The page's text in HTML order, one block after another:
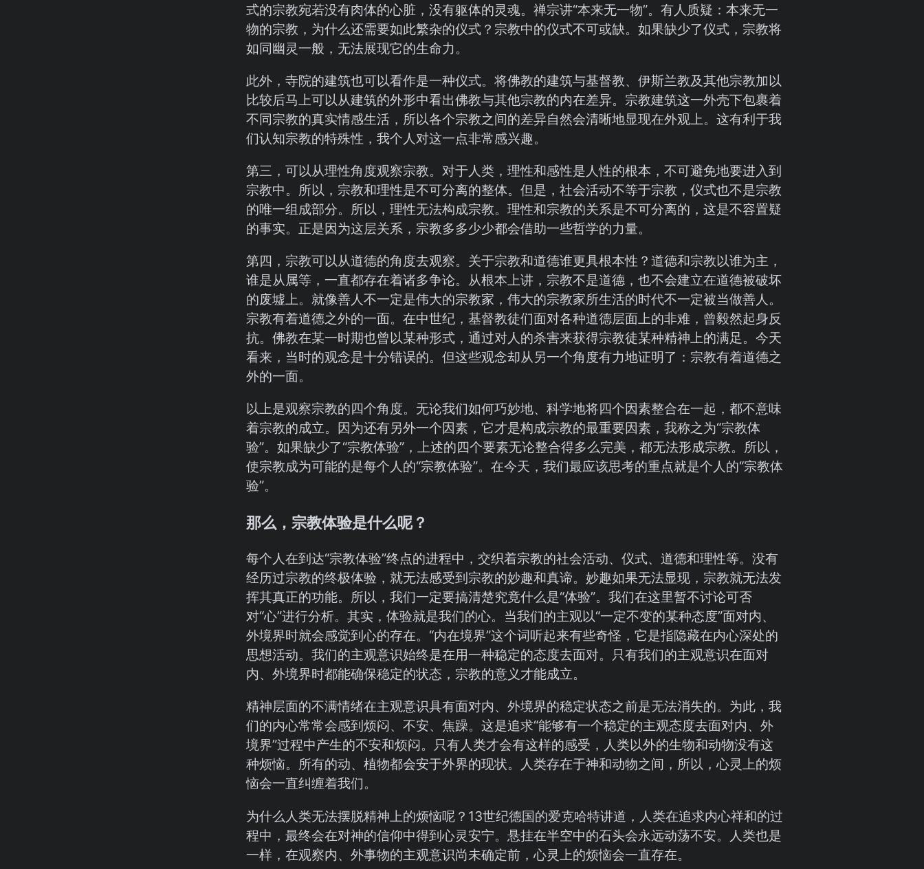
式的宗教宛若没有肉体的心脏，没有躯体的灵魂。禅宗讲“本来无一物”。有人质疑：本来无一
物的宗教，为什么还需要如此繁杂的仪式？宗教中的仪式不可或缺。如果缺少了仪式，宗教将
如同幽灵一般，无法展现它的生命力。
此外，寺院的建筑也可以看作是一种仪式。将佛教的建筑与基督教、伊斯兰教及其他宗教加以
比较后马上可以从建筑的外形中看出佛教与其他宗教的内在差异。宗教建筑这一外壳下包裹着
不同宗教的真实情感生活，所以各个宗教之间的差异自然会清晰地显现在外观上。这有利于我
们认知宗教的特殊性，我个人对这一点非常感兴趣。
第三，可以从理性角度观察宗教。对于人类，理性和感性是人性的根本，不可避免地要进入到
宗教中。所以，宗教和理性是不可分离的整体。但是，社会活动不等于宗教，仪式也不是宗教
的唯一组成部分。所以，理性无法构成宗教。理性和宗教的关系是不可分离的，这是不容置疑
的事实。正是因为这层关系，宗教多多少少都会借助一些哲学的力量。
第四，宗教可以从道德的角度去观察。关于宗教和道德谁更具根本性？道德和宗教以谁为主，
谁是从属等，一直都存在着诸多争论。从根本上讲，宗教不是道德，也不会建立在道德被破坏
的废墟上。就像善人不一定是伟大的宗教家，伟大的宗教家所生活的时代不一定被当做善人。
宗教有着道德之外的一面。在中世纪，基督教徒们面对各种道德层面上的非难，曾毅然起身反
抗。佛教在某一时期也曾以某种形式，通过对人的杀害来获得宗教徒某种精神上的满足。今天
看来，当时的观念是十分错误的。但这些观念却从另一个角度有力地证明了：宗教有着道德之
外的一面。
以上是观察宗教的四个角度。无论我们如何巧妙地、科学地将四个因素整合在一起，都不意味
着宗教的成立。因为还有另外一个因素，它才是构成宗教的最重要因素，我称之为“宗教体
验”。如果缺少了“宗教体验”，上述的四个要素无论整合得多么完美，都无法形成宗教。所以，
使宗教成为可能的是每个人的“宗教体验”。在今天，我们最应该思考的重点就是个人的“宗教体
验”。
那么，宗教体验是什么呢？
每个人在到达“宗教体验”终点的进程中，交织着宗教的社会活动、仪式、道德和理性等。没有
经历过宗教的终极体验，就无法感受到宗教的妙趣和真谛。妙趣如果无法显现，宗教就无法发
挥其真正的功能。所以，我们一定要搞清楚究竟什么是“体验”。我们在这里暂不讨论可否
对“心”进行分析。其实，体验就是我们的心。当我们的主观以“一定不变的某种态度”面对内、
外境界时就会感觉到心的存在。“内在境界”这个词听起来有些奇怪，它是指隐藏在内心深处的
思想活动。我们的主观意识始终是在用一种稳定的态度去面对。只有我们的主观意识在面对
内、外境界时都能确保稳定的状态，宗教的意义才能成立。
精神层面的不满情绪在主观意识具有面对内、外境界的稳定状态之前是无法消失的。为此，我
们的内心常常会感到烦闷、不安、焦躁。这是追求“能够有一个稳定的主观态度去面对内、外
境界”过程中产生的不安和烦闷。只有人类才会有这样的感受，人类以外的生物和动物没有这
种烦恼。所有的动、植物都会安于外界的现状。人类存在于神和动物之间，所以，心灵上的烦
恼会一直纠缠着我们。
为什么人类无法摆脱精神上的烦恼呢？13世纪德国的爱克哈特讲道，人类在追求内心祥和的过
程中，最终会在对神的信仰中得到心灵安宁。悬挂在半空中的石头会永远动荡不安。人类也是
一样，在观察内、外事物的主观意识尚未确定前，心灵上的烦恼会一直存在。